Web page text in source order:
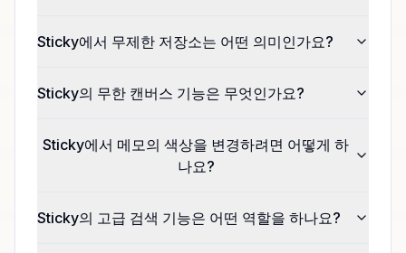
Sticky에서 무제한 저장소는 어떤 의미인가요?
Sticky의 무한 캔버스 기능은 무엇인가요?
Sticky에서 메모의 색상을 변경하려면 어떻게 하
나요?
Sticky의 고급 검색 기능은 어떤 역할을 하나요?